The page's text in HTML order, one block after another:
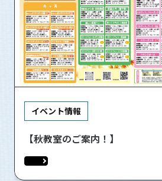
イベント情報
【秋教室のご案内！】